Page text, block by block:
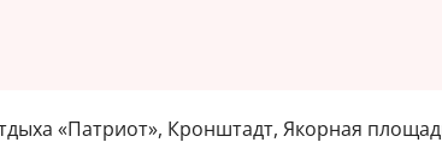
«Патриот», Кронштадт, Якорная